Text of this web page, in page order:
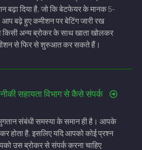
बढ़ा दिया है, जो कि बेटफेयर के मानक 5-
बढ़े हुए कमीशन पर बेटिंग जारी रख
अन्य ब्रोकर के साथ खाता खोलकर
से फिर से शुरुआत कर सकते हैं।
सहायता विभाग से कैसे संपर्क
संबंधी समस्या के समान ही है। आपके
होता है, इसलिए यदि आपको कोई प्रश्न
उस ब्रोकर से संपर्क करना चाहिए